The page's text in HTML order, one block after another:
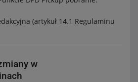
(artykuł 14.1 Regulaminu
w